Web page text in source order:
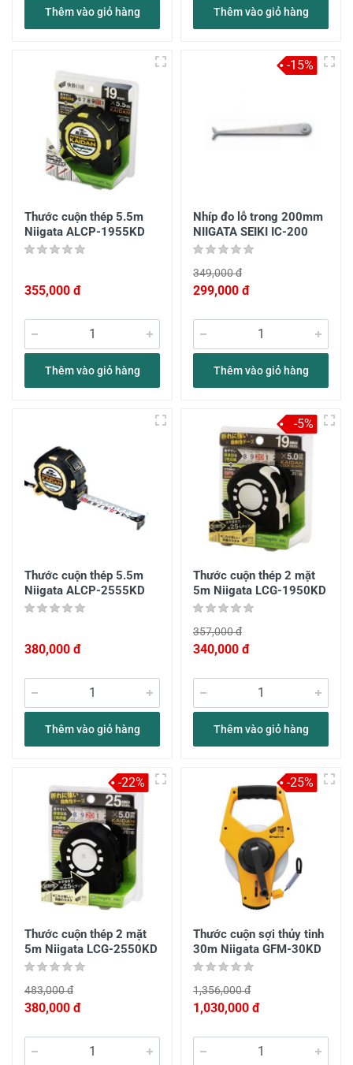
Thêm vào giỏ hàng Thêm vào giỏ hàng
Thước cuộn thép 5.5m
Niigata ALCP-1955KD
355,000 đ
Thêm vào giỏ hàng
Nhíp đo lỗ trong 200mm
NIIGATA SEIKI IC-200
349,000 đ
299,000 đ
Thêm vào giỏ hàng
-15%
Thước cuộn thép 5.5m
Niigata ALCP-2555KD
380,000 đ
Thêm vào giỏ hàng
Thước cuộn thép 2 mặt
5m Niigata LCG-1950KD
357,000 đ
340,000 đ
Thêm vào giỏ hàng
-5%
Thước cuộn thép 2 mặt
5m Niigata LCG-2550KD
483,000 đ
380,000 đ
-22%
Thước cuộn sợi thủy tinh
30m Niigata GFM-30KD
1,356,000 đ
1,030,000 đ
-25%